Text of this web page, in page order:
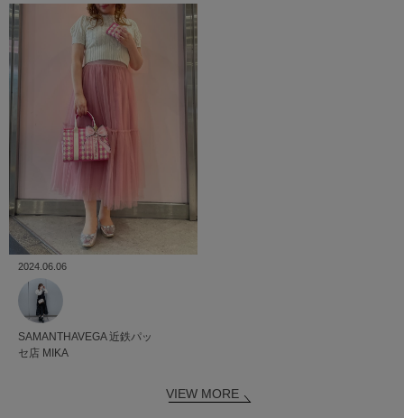
2024.06.06
SAMANTHAVEGA 近鉄パッ
セ店 MIKA
VIEW MORE